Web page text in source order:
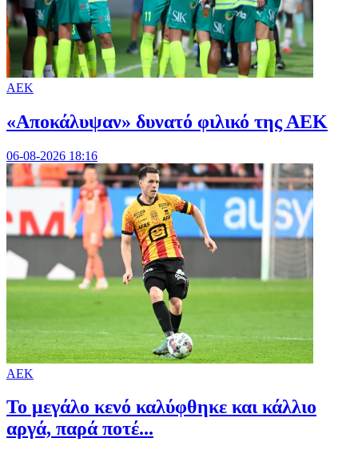
ΑΕΚ
«Αποκάλυψαν» δυνατό φιλικό της ΑΕΚ
06-08-2026 18:16
ΑΕΚ
Το μεγάλο κενό καλύφθηκε και κάλλιο
αργά, παρά ποτέ...